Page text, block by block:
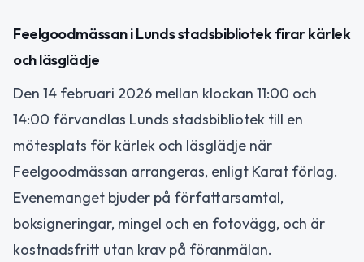
Feelgoodmässan i Lunds stadsbibliotek firar kärlek
och läsglädje
Den 14 februari 2026 mellan klockan 11:00 och
14:00 förvandlas Lunds stadsbibliotek till en
mötesplats för kärlek och läsglädje när
Feelgoodmässan arrangeras, enligt Karat förlag.
Evenemanget bjuder på författarsamtal,
boksigneringar, mingel och en fotovägg, och är
kostnadsfritt utan krav på föranmälan.